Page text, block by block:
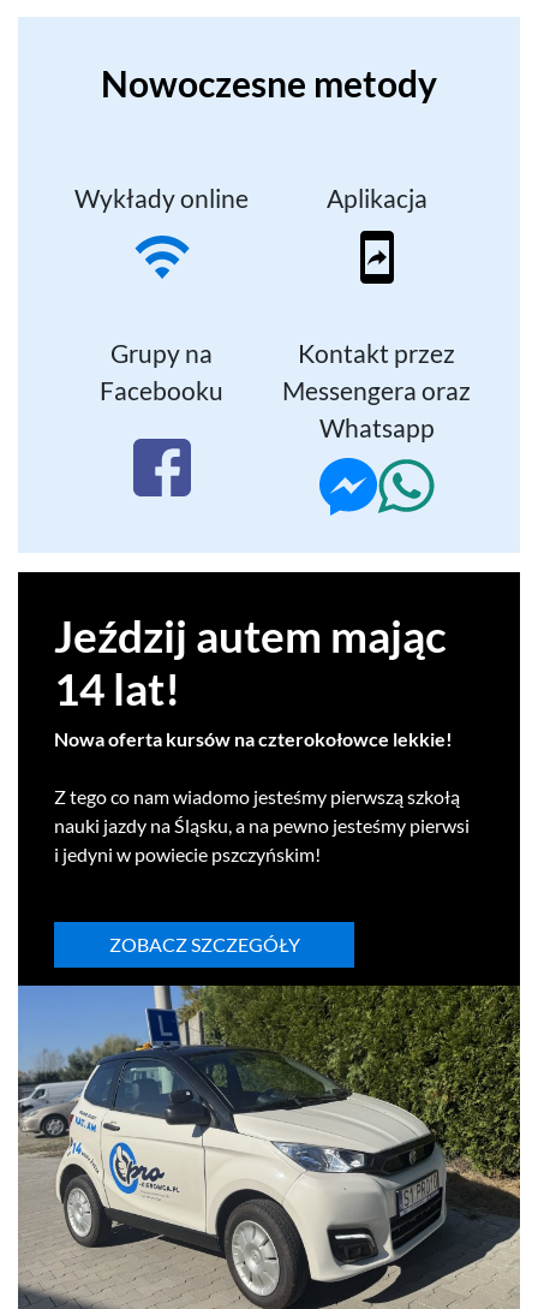
Nowoczesne metody
Wykłady online Aplikacja
Grupy na
Facebooku
Kon­takt przez
Mes­sen­gera oraz
Whatsapp
Jeździj autem mając
14 lat!
Nowa oferta kursów na czterokołowce lekkie!
Z tego co nam wiadomo jesteśmy pier­wszą szkołą
nauki jazdy na Śląsku, a na pewno jesteśmy pier­wsi
i jedyni w powiecie pszczyńskim!
ZOBACZ SZCZEGÓŁY